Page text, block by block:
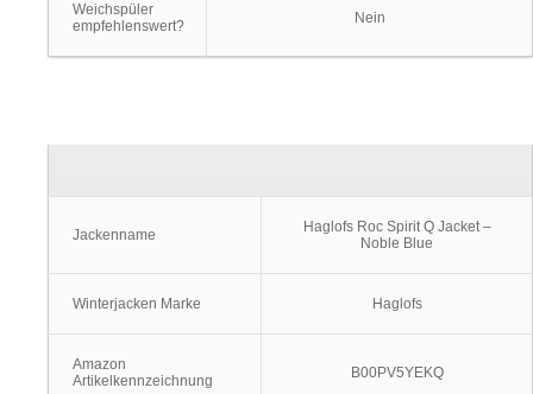
Weichspüler
empfehlenswert?
Nein
Jackenname
Haglofs Roc Spirit Q Jacket –
Noble Blue
Winterjacken Marke Haglofs
Amazon
Artikelkennzeichnung
B00PV5YEKQ